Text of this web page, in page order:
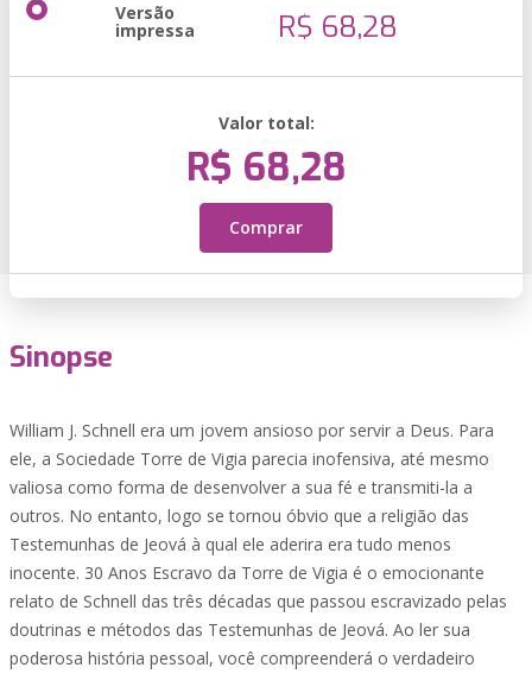
Versão
impressa R$ 68,28
Valor total:
R$ 68,28
Comprar
Sinopse
William J. Schnell era um jovem ansioso por servir a Deus. Para
ele, a Sociedade Torre de Vigia parecia inofensiva, até mesmo
valiosa como forma de desenvolver a sua fé e transmiti-la a
outros. No entanto, logo se tornou óbvio que a religião das
Testemunhas de Jeová à qual ele aderira era tudo menos
inocente. 30 Anos Escravo da Torre de Vigia é o emocionante
relato de Schnell das três décadas que passou escravizado pelas
doutrinas e métodos das Testemunhas de Jeová. Ao ler sua
poderosa história pessoal, você compreenderá o verdadeiro